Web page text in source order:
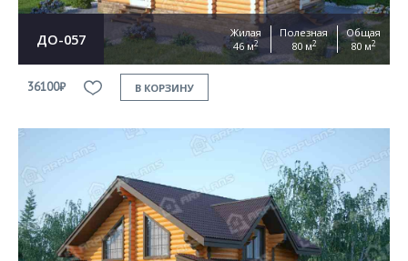
ДО-057
Жилая
46 м2
Полезная
80 м2
Общая
80 м2
36100₽ В КОРЗИНУ